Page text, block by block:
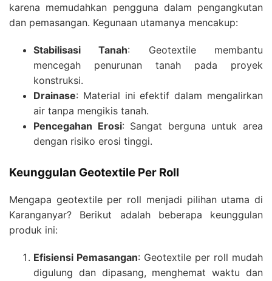
karena memudahkan pengguna dalam pengangkutan
dan pemasangan. Kegunaan utamanya mencakup:
Stabilisasi Tanah: Geotextile membantu
mencegah penurunan tanah pada proyek
konstruksi.
Drainase: Material ini efektif dalam mengalirkan
air tanpa mengikis tanah.
Pencegahan Erosi: Sangat berguna untuk area
dengan risiko erosi tinggi.
Keunggulan Geotextile Per Roll
Mengapa geotextile per roll menjadi pilihan utama di
Karanganyar? Berikut adalah beberapa keunggulan
produk ini:
Efisiensi Pemasangan: Geotextile per roll mudah
digulung dan dipasang, menghemat waktu dan